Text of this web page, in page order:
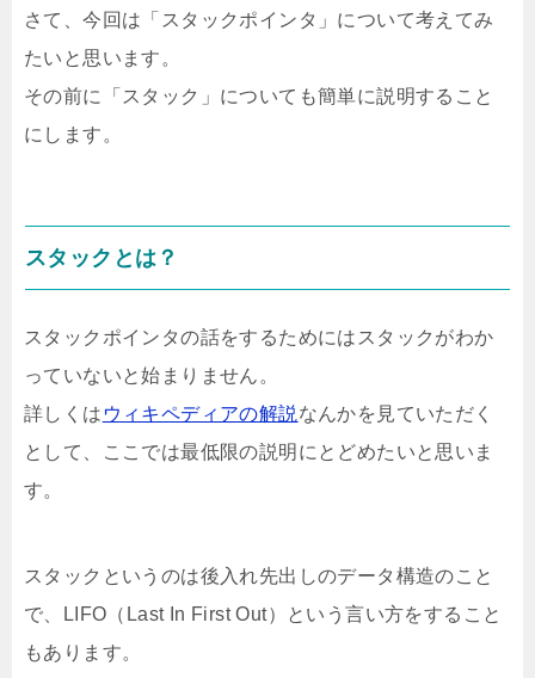
さて、今回は「スタックポインタ」について考えてみ
たいと思います。
その前に「スタック」についても簡単に説明すること
にします。
スタックとは？
スタックポインタの話をするためにはスタックがわか
っていないと始まりません。
詳しくは ウィキペディアの解説 なんかを見ていただく
として、ここでは最低限の説明にとどめたいと思いま
す。
スタックというのは後入れ先出しのデータ構造のこと
で、LIFO（Last In First Out）という言い方をすること
もあります。